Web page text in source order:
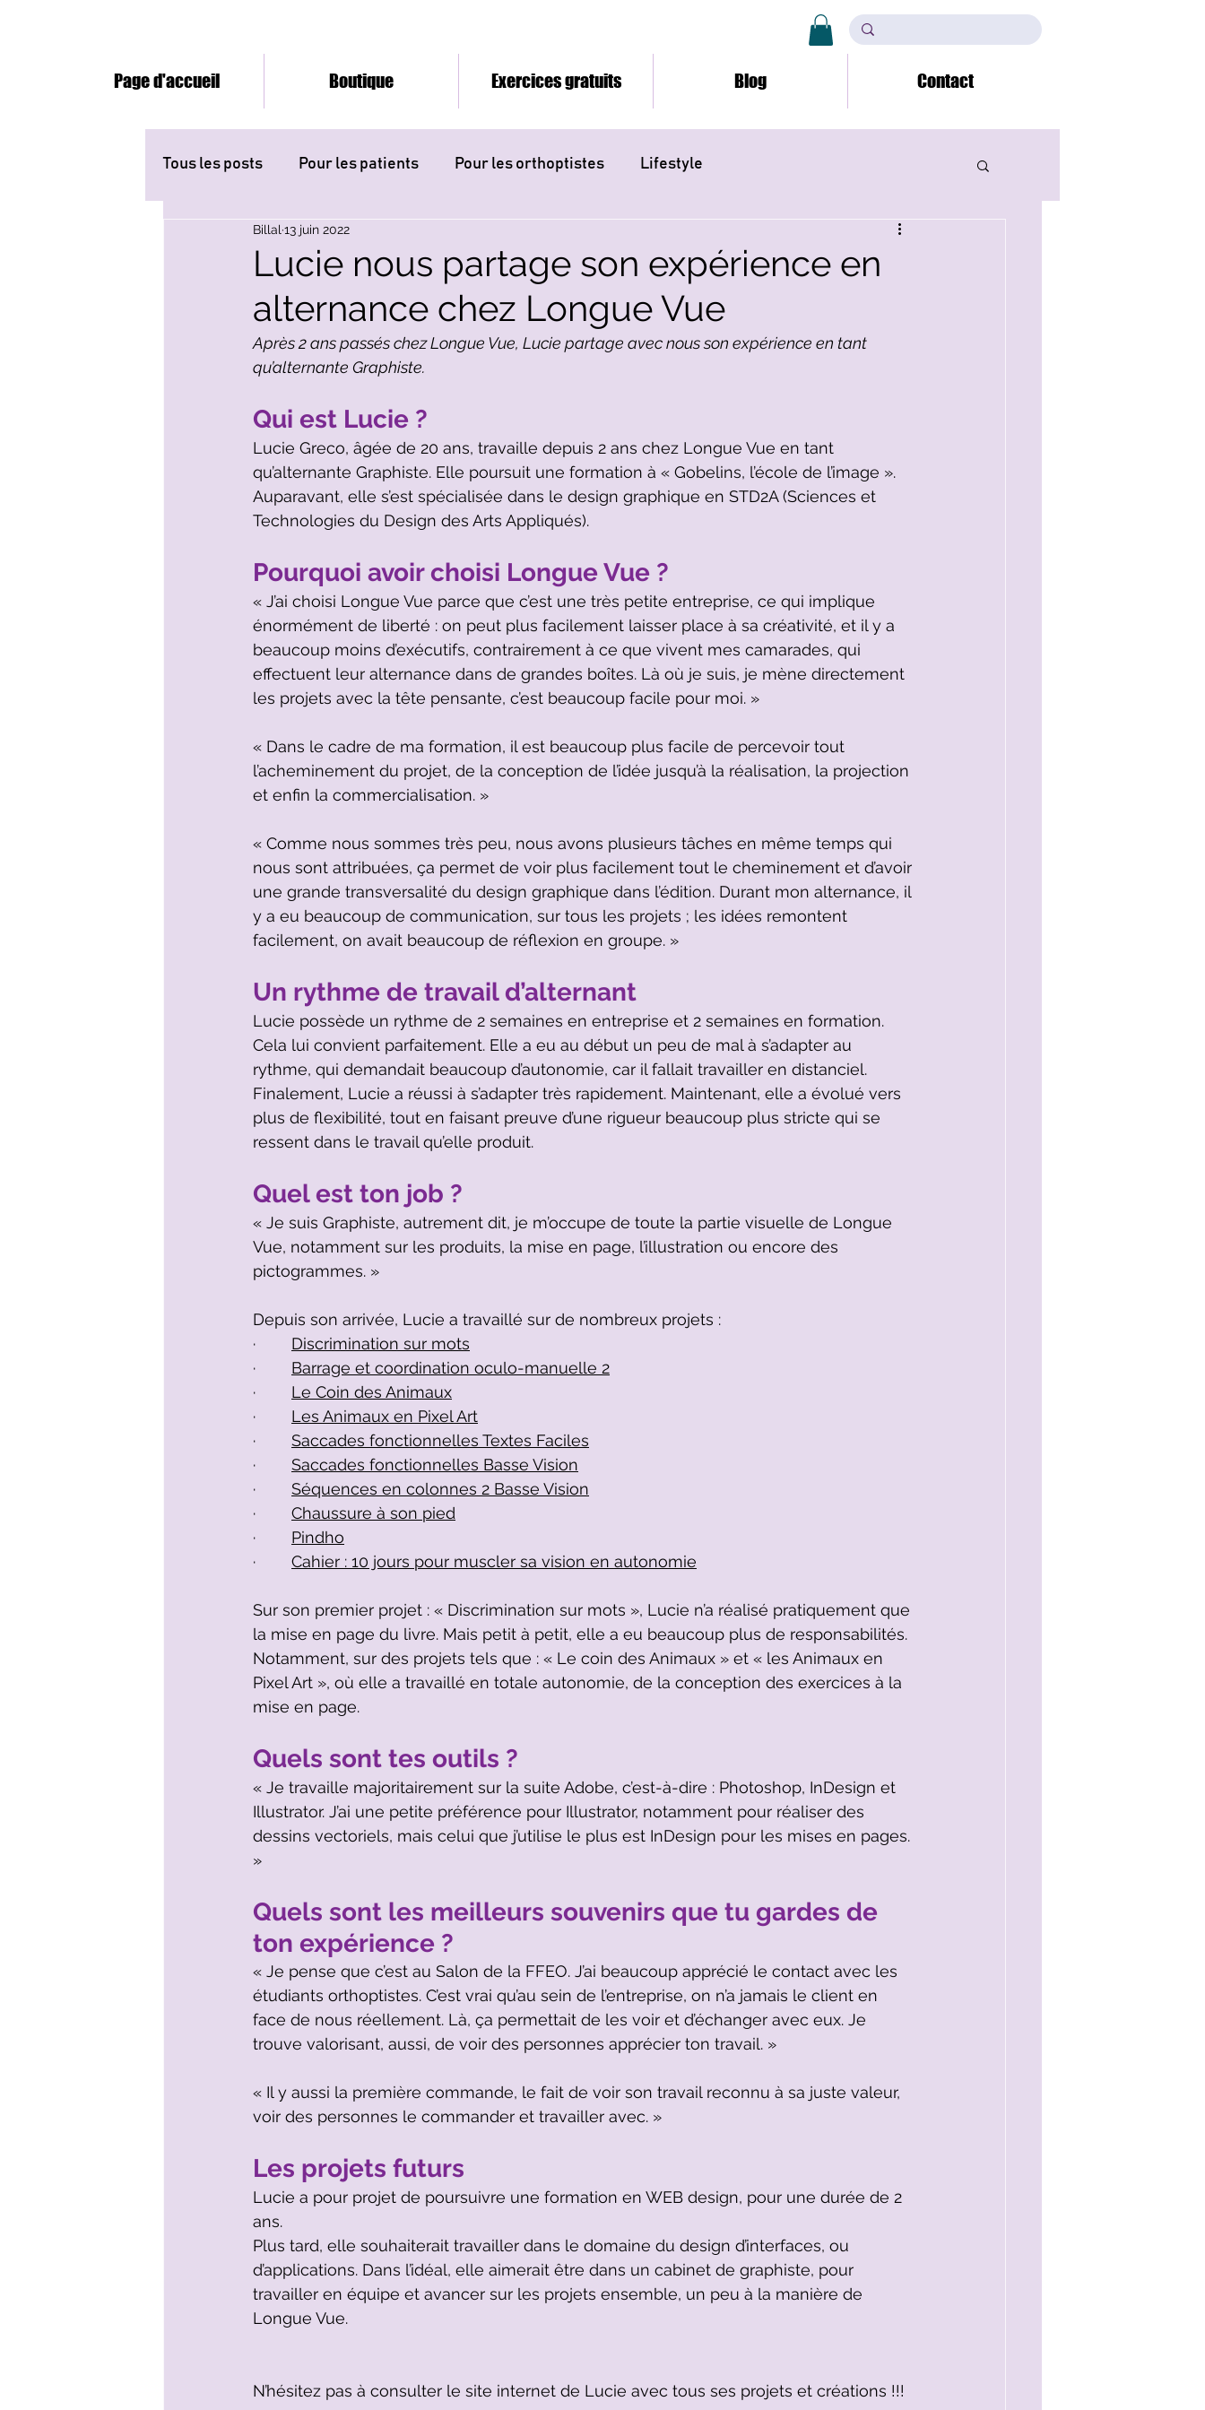
Page d'accueil Boutique Exercices gratuits Blog Contact
Tous les posts Pour les patients Pour les orthoptistes Lifestyle
Lucie nous partage son expérience en
alternance chez Longue Vue
Billal 13 juin 2022
Après 2 ans passés chez Longue Vue, Lucie partage avec nous son expérience en tant
qu’alternante Graphiste.
Qui est Lucie ?
Lucie Greco, âgée de 20 ans, travaille depuis 2 ans chez Longue Vue en tant
qu’alternante Graphiste. Elle poursuit une formation à « Gobelins, l’école de l’image ».
Auparavant, elle s’est spécialisée dans le design graphique en STD2A (Sciences et
Technologies du Design des Arts Appliqués).
Pourquoi avoir choisi Longue Vue ?
« J’ai choisi Longue Vue parce que c’est une très petite entreprise, ce qui implique
énormément de liberté : on peut plus facilement laisser place à sa créativité, et il y a
beaucoup moins d’exécutifs, contrairement à ce que vivent mes camarades, qui
effectuent leur alternance dans de grandes boîtes. Là où je suis, je mène directement
les projets avec la tête pensante, c’est beaucoup facile pour moi. »
« Dans le cadre de ma formation, il est beaucoup plus facile de percevoir tout
l’acheminement du projet, de la conception de l’idée jusqu’à la réalisation, la projection
et enfin la commercialisation. »
« Comme nous sommes très peu, nous avons plusieurs tâches en même temps qui
nous sont attribuées, ça permet de voir plus facilement tout le cheminement et d’avoir
une grande transversalité du design graphique dans l’édition. Durant mon alternance, il
y a eu beaucoup de communication, sur tous les projets ; les idées remontent
facilement, on avait beaucoup de réflexion en groupe. »
Un rythme de travail d’alternant
Lucie possède un rythme de 2 semaines en entreprise et 2 semaines en formation.
Cela lui convient parfaitement. Elle a eu au début un peu de mal à s’adapter au
rythme, qui demandait beaucoup d’autonomie, car il fallait travailler en distanciel.
Finalement, Lucie a réussi à s’adapter très rapidement. Maintenant, elle a évolué vers
plus de flexibilité, tout en faisant preuve d’une rigueur beaucoup plus stricte qui se
ressent dans le travail qu’elle produit.
Quel est ton job ?
« Je suis Graphiste, autrement dit, je m’occupe de toute la partie visuelle de Longue
Vue, notamment sur les produits, la mise en page, l’illustration ou encore des
pictogrammes. »
Depuis son arrivée, Lucie a travaillé sur de nombreux projets :
· Discrimination sur mots
· Barrage et coordination oculo-manuelle 2
· Le Coin des Animaux
· Les Animaux en Pixel Art
· Saccades fonctionnelles Textes Faciles
· Saccades fonctionnelles Basse Vision
· Séquences en colonnes 2 Basse Vision
· Chaussure à son pied
· Pindho
· Cahier : 10 jours pour muscler sa vision en autonomie
Sur son premier projet : « Discrimination sur mots », Lucie n’a réalisé pratiquement que
la mise en page du livre. Mais petit à petit, elle a eu beaucoup plus de responsabilités.
Notamment, sur des projets tels que : « Le coin des Animaux » et « les Animaux en
Pixel Art », où elle a travaillé en totale autonomie, de la conception des exercices à la
mise en page.
Quels sont tes outils ?
« Je travaille majoritairement sur la suite Adobe, c’est-à-dire : Photoshop, InDesign et
Illustrator. J’ai une petite préférence pour Illustrator, notamment pour réaliser des
dessins vectoriels, mais celui que j’utilise le plus est InDesign pour les mises en pages.
»
Quels sont les meilleurs souvenirs que tu gardes de
ton expérience ?
« Je pense que c’est au Salon de la FFEO. J’ai beaucoup apprécié le contact avec les
étudiants orthoptistes. C’est vrai qu’au sein de l’entreprise, on n’a jamais le client en
face de nous réellement. Là, ça permettait de les voir et d’échanger avec eux. Je
trouve valorisant, aussi, de voir des personnes apprécier ton travail. »
« Il y aussi la première commande, le fait de voir son travail reconnu à sa juste valeur,
voir des personnes le commander et travailler avec. »
Les projets futurs
Lucie a pour projet de poursuivre une formation en WEB design, pour une durée de 2
ans.
Plus tard, elle souhaiterait travailler dans le domaine du design d’interfaces, ou
d’applications. Dans l’idéal, elle aimerait être dans un cabinet de graphiste, pour
travailler en équipe et avancer sur les projets ensemble, un peu à la manière de
Longue Vue.
N’hésitez pas à consulter le site internet de Lucie avec tous ses projets et créations !!!